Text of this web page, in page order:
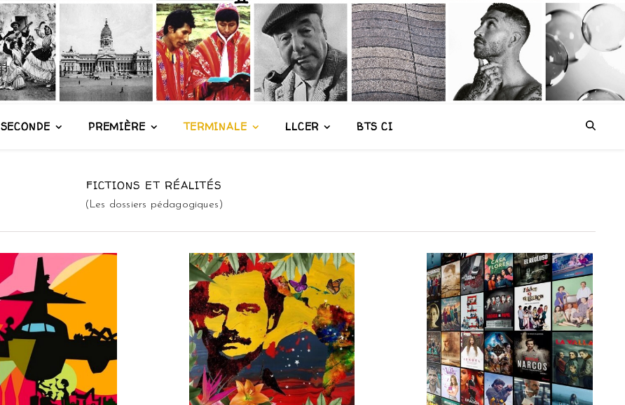
SECONDE PREMIÈRE TERMINALE LLCER BTS CI
FICTIONS ET RÉALITÉS
(Les dossiers pédagogiques)